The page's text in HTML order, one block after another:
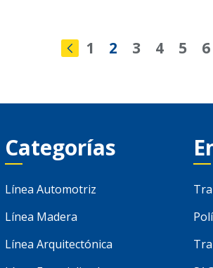
1 2 3 4 5 6
Categorías
Línea Automotriz
Línea Madera
Línea Arquitectónica